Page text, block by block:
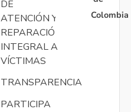
DE
ATENCIÓN Y
REPARACIÓN
INTEGRAL A
VÍCTIMAS
TRANSPARENCIA
PARTICIPA
Colombia